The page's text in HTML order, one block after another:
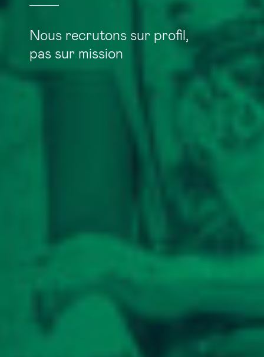
Nous recrutons sur profil,
pas sur mission